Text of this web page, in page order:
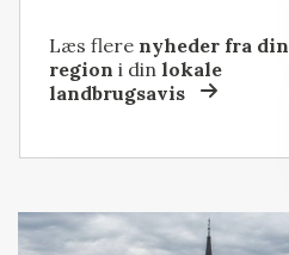
Læs flere nyheder fra din
region i dinlokale
landbrugsavis